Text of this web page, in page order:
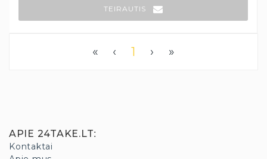
TEIRAUTIS
« ‹ 1 › »
APIE 24TAKE.LT:
Kontaktai